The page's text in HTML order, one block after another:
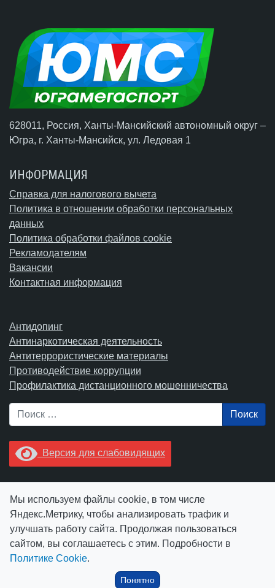
628011, Россия, Ханты-Мансийский автономный округ –
Югра, г. Ханты-Мансийск, ул. Ледовая 1
ИНФОРМАЦИЯ
Справка для налогового вычета
Политика в отношении обработки персональных
данных
Политика обработки файлов cookie
Рекламодателям
Вакансии
Контактная информация
Антидопинг
Антинаркотическая деятельность
Антитеррористические материалы
Противодействие коррупции
Профилактика дистанционного мошенничества
Поиск
Версия для слабовидящих
Ctrl+Enter.
© АУ "ЮграМегаСпорт" 2026
Мы используем файлы cookie, в том числе
Яндекс.Метрику, чтобы анализировать трафик и
улучшать работу сайта. Продолжая пользоваться
сайтом, вы соглашаетесь с этим. Подробности в
Политике Cookie.
Понятно